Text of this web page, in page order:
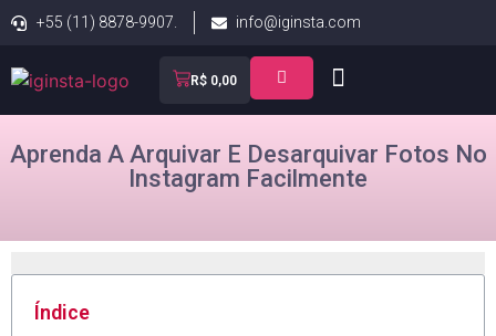
+55 (11) 8878-9907. info@iginsta.com
R$ 0,00
Aprenda A Arquivar E Desarquivar Fotos No
Instagram Facilmente
Índice